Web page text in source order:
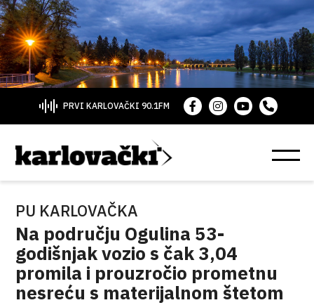
PRVI KARLOVAČKI 90.1FM
PU KARLOVAČKA
Na području Ogulina 53-
godišnjak vozio s čak 3,04
promila i prouzročio prometnu
nesreću s materijalnom štetom